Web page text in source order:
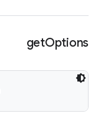
getOptions